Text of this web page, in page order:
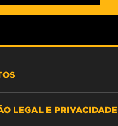
FILTRO
LEGAL E PRIVACIDADE